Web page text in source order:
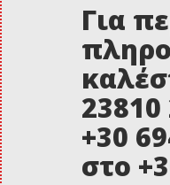
Για
+30
στο